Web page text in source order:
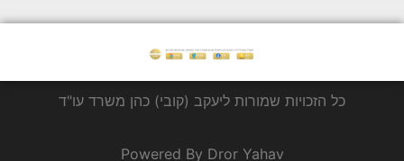
כל הזכויות שמורות ליעקב (קובי) כהן משרד עו"ד
Powered By Dror Yahav